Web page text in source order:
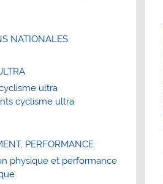
NATIONALES
ultra
cyclisme ultra
PERFORMANCE
physique et performance